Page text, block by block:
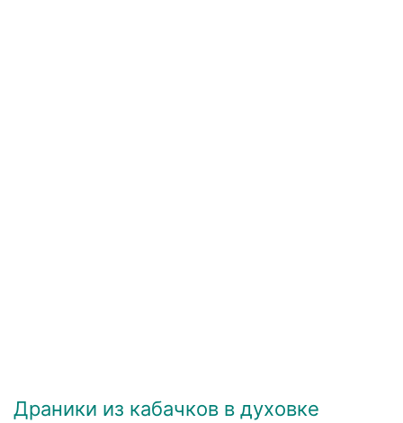
Драники из кабачков в духовке